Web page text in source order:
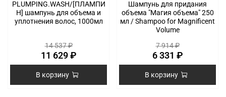
PLUMPING.WASH/[ПЛАМПИ
Н] шампунь для объема и
уплотнения волос, 1000мл
14 537 ₽
11 629 ₽
В корзину
Шампунь для придания
объема "Магия объема" 250
мл / Shampoo for Magnificent
Volume
7 914 ₽
6 331 ₽
В корзину